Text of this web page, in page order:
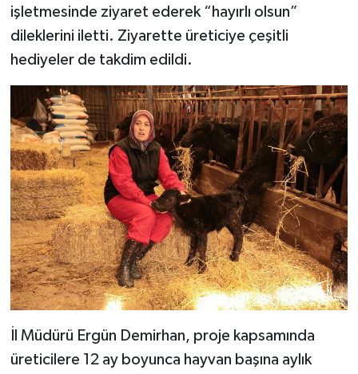
işletmesinde ziyaret ederek “hayırlı olsun”
dileklerini iletti. Ziyarette üreticiye çeşitli
hediyeler de takdim edildi.
İl Müdürü Ergün Demirhan, proje kapsamında
üreticilere 12 ay boyunca hayvan başına aylık